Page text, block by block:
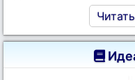
Читать